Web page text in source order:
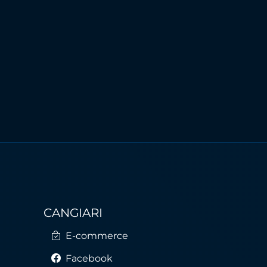
CANGIARI
E-commerce
Facebook